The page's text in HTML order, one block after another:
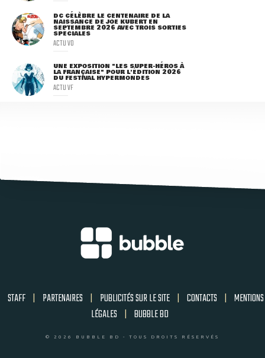
DC CÉLÈBRE LE CENTENAIRE DE LA
NAISSANCE DE JOE KUBERT EN
SEPTEMBRE 2026 AVEC TROIS SORTIES
SPÉCIALES
ACTU VO
UNE EXPOSITION "LES SUPER-HÉROS À
LA FRANÇAISE" POUR L'ÉDITION 2026
DU FESTIVAL HYPERMONDES
ACTU VF
STAFF | PARTENAIRES | PUBLICITÉS SUR LE SITE | CONTACTS | MENTIONS
LÉGALES | BUBBLE BD
© 2026 BUBBLE BD - TOUS DROITS RÉSERVÉS